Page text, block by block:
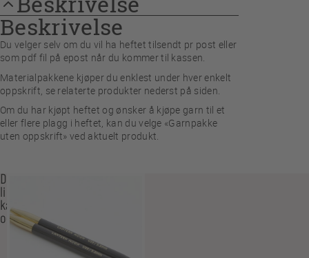
Beskrivelse
Du velger selv om du vil ha heftet tilsendt pr post eller
som pdf fil på epost når du kommer til kassen.
Materialpakkene kjøper du enklest under hver enkelt
oppskrift, se relaterte produkter nederst på siden.
Om du har kjøpt heftet og ønsker å kjøpe garn til et
eller flere plagg i heftet, kan du velge «Garnpakke
uten oppskrift» ved aktuelt produkt.
Du
liker
kanskje
også…